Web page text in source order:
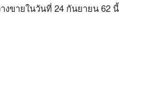
งขายในวันที่ 24 กันยายน 62 นี้